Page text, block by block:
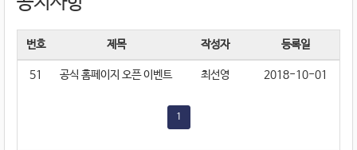
번호 제목 작성자 등록일
51 공식 홈페이지 오픈 이벤트 최선영 2018-10-01
1